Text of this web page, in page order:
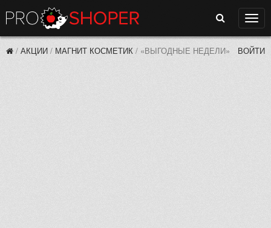
Поиск
/ АКЦИИ / МАГНИТ КОСМЕТИК / «ВЫГОДНЫЕ НЕДЕЛИ» ВОЙТИ